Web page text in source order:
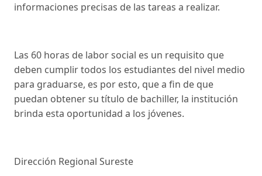
informaciones precisas de las tareas a realizar.
Las 60 horas de labor social es un requisito que
deben cumplir todos los estudiantes del nivel medio
para graduarse, es por esto, que a fin de que
puedan obtener su título de bachiller, la institución
brinda esta oportunidad a los jóvenes.
Dirección Regional Sureste